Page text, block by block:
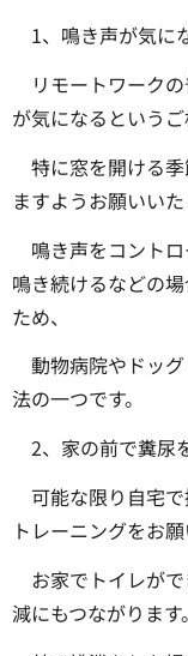
1、鳴き声が気に
リモートワーク
が気になるというご
特に窓を開ける
ますようお願いいた
鳴き声をコント
鳴き続けるなどの
ため、
動物病院やドッ
法の一つです。
2、家の前で糞尿
可能な限り自宅
トレーニングをお願
お家でトイレが
減にもつながります。